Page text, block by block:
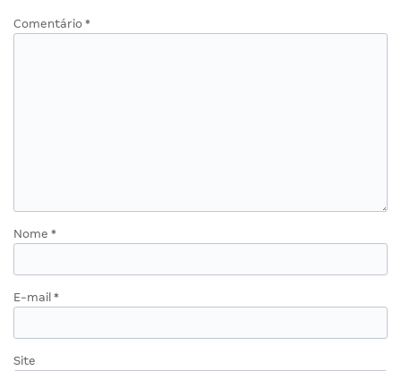
Comentário *
Nome *
E-mail *
Site